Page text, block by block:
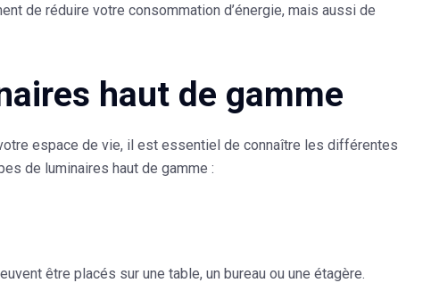
de réduire votre consommation d’énergie, mais aussi de
haut de gamme
espace de vie, il est essentiel de connaître les différentes
de luminaires haut de gamme :
être placés sur une table, un bureau ou une étagère.